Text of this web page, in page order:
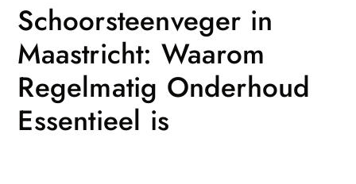
Schoorsteenveger in
Maastricht: Waarom
Regelmatig Onderhoud
Essentieel is